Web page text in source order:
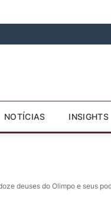
NOTÍCIAS INSIGHTS
deuses do Olimpo e seus